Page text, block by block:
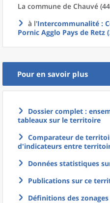
La commune de Chauvé
à l'Intercommunalité :
Pornic Agglo Pays de Retz
Pour en savoir plus
Dossier complet :
tableaux sur le territoire
Comparateur de
d'indicateurs entre
Données statistiques
Publications sur ce
Définitions des